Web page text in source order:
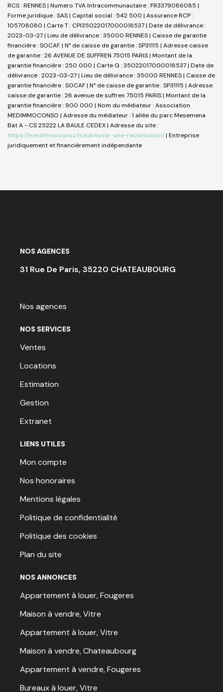
RCS : RENNES | Numero TVA Intracommunautaire : FR3379086085 |
Forme juridique : SAS | Capital social : 542 500 | Assurance RCP :
105708080 | Carte T : CPI35022017000018537 | Date de délivrance :
2023-03-27 | Lieu de délivrance : 35000 RENNES | Caisse de garantie
financière : SOCAF. | N° de caisse de garantie : SP31115 | Adresse caisse
de garantie : 26 AVENUE DE SUFFREN 75015 PARIS | Montant de la
garantie financière : 250 000 | Carte G : 35022017000018537 | Date de
délivrance : 2023-03-27 | Lieu de délivrance : 35000 RENNES | Caisse de
garantie financière : SOCAF | N° de caisse de garantie : SP31115 | Adresse
caisse de garantie : 26 avenue de suffren 75015 PARIS | Montant de la
garantie financière : 900 000 | Nom du médiateur : Association
MEDIMMOCONSO | Adresse du médiateur : 1 allée du parc Mesemena
Bat A - CS 25222 LA BAULE CEDEX | Adresse du site :
https://medimmoconso.fr/adresser-une-reclamation/| Entreprise
juridiquement et financièrement indépendante
NOS AGENCES
31 Rue De Paris, 35220 CHATEAUBOURG
Nos agences
NOS SERVICES
Ventes
Locations
Estimation
Gestion
Extranet
LIENS UTILES
Mon compte
Nos honoraires
Mentions légales
Politique de confidentialité
Politique des cookies
Plan du site
NOS ANNONCES
Appartement à louer, Fougeres
Maison à vendre, Vitre
Appartement à louer, Vitre
Maison à vendre, Chateaubourg
Appartement à vendre, Fougeres
Bureaux à louer, Vitre